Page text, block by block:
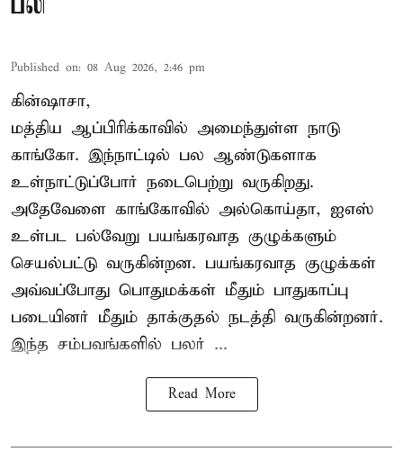
Published on: 08 Aug 2026, 2:46 pm
கின்ஷாசா,
மத்திய ஆப்பிரிக்காவில் அமைந்துள்ள நாடு
காங்கோ. இந்நாட்டில் பல ஆண்டுகளாக
உள்நாட்டுப்போர் நடைபெற்று வருகிறது.
அதேவேளை காங்கோவில் அல்கொய்தா, ஐஎஸ்
உள்பட பல்வேறு பயங்கரவாத குழுக்களும்
செயல்பட்டு வருகின்றன. பயங்கரவாத குழுக்கள்
அவ்வப்போது பொதுமக்கள் மீதும் பாதுகாப்பு
படையினர் மீதும் தாக்குதல் நடத்தி வருகின்றனர்.
இந்த சம்பவங்களில் பலர் ...
Read More